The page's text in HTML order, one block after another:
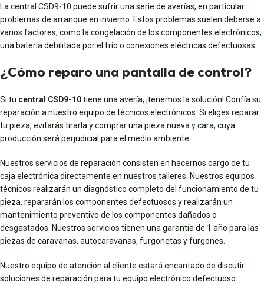
La central CSD9-10 puede sufrir una serie de averías, en particular
problemas de arranque en invierno. Estos problemas suelen deberse a
varios factores, como la congelación de los componentes electrónicos,
una batería debilitada por el frío o conexiones eléctricas defectuosas…
¿Cómo reparo una pantalla de control?
Si tu central CSD9-10tiene una avería, ¡tenemos la solución! Confía su
reparación a nuestro equipo de técnicos electrónicos. Si eliges reparar
tu pieza, evitarás tirarla y comprar una pieza nueva y cara, cuya
producción será perjudicial para el medio ambiente.
Nuestros servicios de reparación consisten en hacernos cargo de tu
caja electrónica directamente en nuestros talleres. Nuestros equipos
técnicos realizarán un diagnóstico completo del funcionamiento de tu
pieza, repararán los componentes defectuosos y realizarán un
mantenimiento preventivo de los componentes dañados o
desgastados. Nuestros servicios tienen una garantía de 1 año para las
piezas de caravanas, autocaravanas, furgonetas y furgones.
Nuestro equipo de atención al cliente estará encantado de discutir
soluciones de reparación para tu equipo electrónico defectuoso.